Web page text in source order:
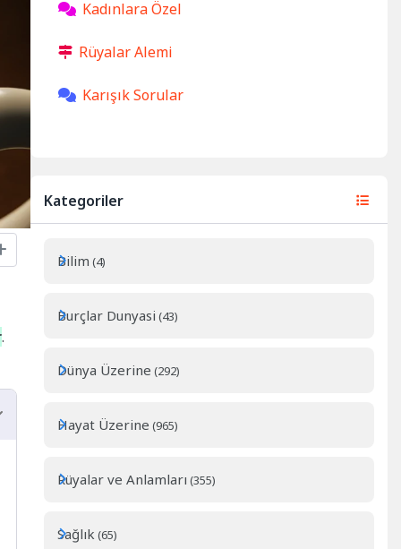
.
Kadınlara Özel
Rüyalar Alemi
Karışık Sorular
Kategoriler
Bilim (4)
Burçlar Dunyasi (43)
Dünya Üzerine (292)
Hayat Üzerine (965)
Rüyalar ve Anlamları (355)
Sağlık (65)